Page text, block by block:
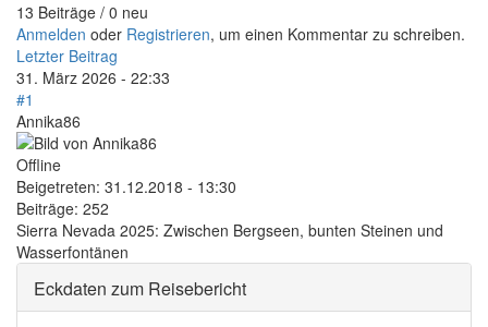
13 Beiträge / 0 neu
Anmelden oder Registrieren, um einen Kommentar zu schreiben.
Letzter Beitrag
31. März 2026 - 22:33
#1
Annika86
Offline
Beigetreten: 31.12.2018 - 13:30
Beiträge: 252
Sierra Nevada 2025: Zwischen Bergseen, bunten Steinen und
Wasserfontänen
Eckdaten zum Reisebericht